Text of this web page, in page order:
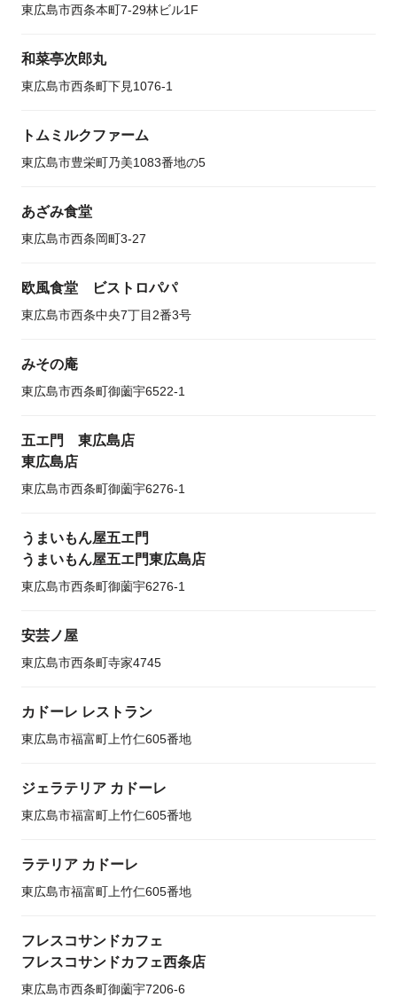
東広島市西条本町7-29林ビル1F
和菜亭次郎丸
東広島市西条町下見1076-1
トムミルクファーム
東広島市豊栄町乃美1083番地の5
あざみ食堂
東広島市西条岡町3-27
欧風食堂 ビストロパパ
東広島市西条中央7丁目2番3号
みその庵
東広島市西条町御薗宇6522-1
五エ門 東広島店
東広島店
東広島市西条町御薗宇6276-1
うまいもん屋五エ門
うまいもん屋五エ門東広島店
東広島市西条町御薗宇6276-1
安芸ノ屋
東広島市西条町寺家4745
カドーレ レストラン
東広島市福富町上竹仁605番地
ジェラテリア カドーレ
東広島市福富町上竹仁605番地
ラテリア カドーレ
東広島市福富町上竹仁605番地
フレスコサンドカフェ
フレスコサンドカフェ西条店
東広島市西条町御薗宇7206-6